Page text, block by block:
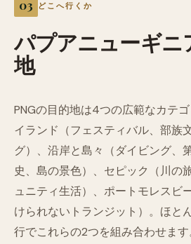
どこへ行くか
パプアニューギニ
地
PNGの目的地は4つの広範なカテゴ
イランド（フェスティバル、部族
グ）、沿岸と島々（ダイビング、
史、島の景色）、セピック（川の
ュニティ生活）、ポートモレスビ
けられないトランジット）。ほと
行でこれらの2つを組み合わせます